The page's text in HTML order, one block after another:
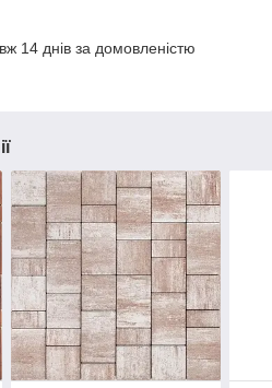
14 днів за домовленістю